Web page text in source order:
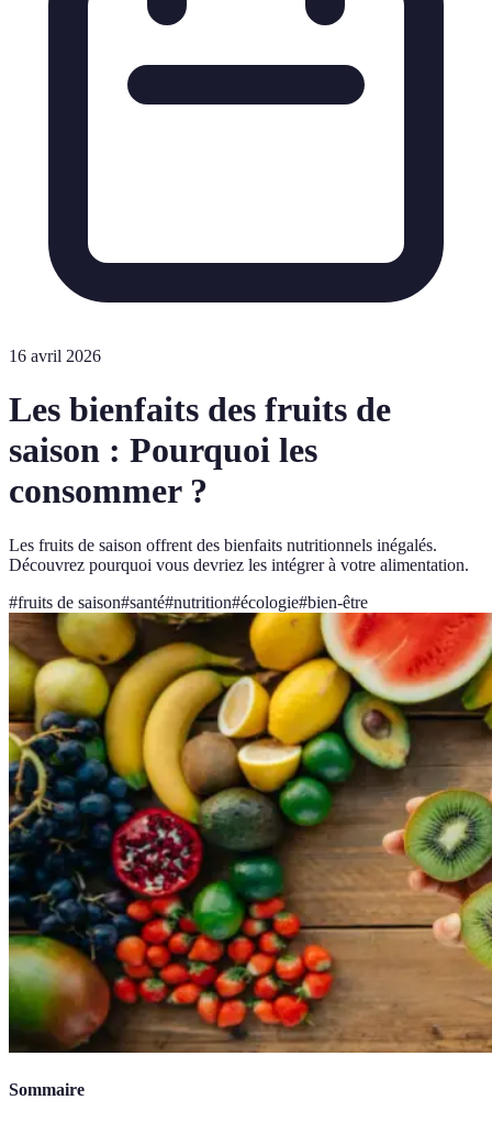
16 avril 2026
Les bienfaits des fruits de
saison : Pourquoi les
consommer ?
Les fruits de saison offrent des bienfaits nutritionnels inégalés.
Découvrez pourquoi vous devriez les intégrer à votre alimentation.
#fruits de saison#santé#nutrition#écologie#bien-être
Sommaire